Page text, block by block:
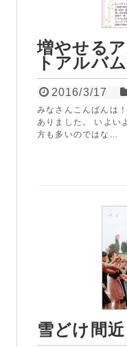
増やせる
トアルバム
2016/3/17
みなさんこんばんは
ありました。 いよい
方も多いのではな...
雪どけ間近